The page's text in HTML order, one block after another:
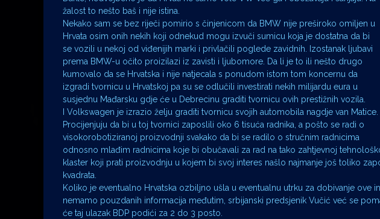
žalost to nešto baš i nije istina.
Nekako sam se bez riječi pomirio s činjenicom da BMW nije preširoko omiljen u
Hrvata osim onih nekih koji odnekud mogu izvuči sumicu koja je dostatna da bi
se vozili u nekoj od viđenijih marki i privlačili poglede zavidnih. Izostanak ljubavi
prema BMW-u očito proizilazi iz zavisti i ljubomore. Da li je to ili nešto drugo
kumovalo da se Hrvatska i nije natjecala s ponudom istom tom koncernu da
izgradi tvornicu u Hrvatskoj pa su se odlučili investirati nekih milijardu eura u
susjednu Mađarsku gdje će u Debrecinu graditi tvornicu ovih prestižnih vozila.
I Volkswagen je izrazio želju graditi tvornicu svojih automobila nagdje van Matice.
Procijenjuju da bi u toj tvornici zaposlili oko 6 tisuća radnika, a pošto se radi o
visokorobotiziranoj proizvodnji svakako da bi se radilo o stručnim radnicima
odnosno mlađim radnicima koje bi obučavali za rad na tako zahtjevnoj
klaster koji prati proizvodnju u kojem bi svoj interes našlo najmanje još toliko
kvadrata.
Koliko je eventualno Hrvatska ozbiljno ušla u eventualnu utrku za dobivanje ove
nemamo pouzdanih informacija međutim, srbijanski predsjenik Vučić već se
će taj ulazak BDP podići za 2 do 3 posto.